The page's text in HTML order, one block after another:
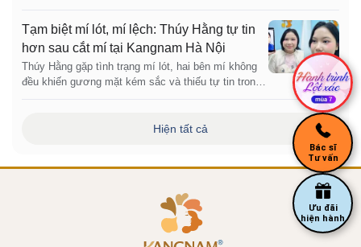
cấy mỡ tự thân đa tầng Matrix 3D tại Bệnh viện
Thẩm mỹ Kangnam, chị Nhàn đã có màn "lột xác"
ngoạn mục. Chỉ sau 7 ngày, gương mặt hốc hác,
mệt mỏi ngày ...
Tạm biệt mí lót, mí lệch: Thúy Hằng tự tin
hơn sau cắt mí tại Kangnam Hà Nội
Thúy Hằng gặp tình trạng mí lót, hai bên mí không
đều khiến gương mặt kém sắc và thiếu tự tin trong
để khắc phục khuyết điểm đôi mắt.
Hiện tất cả
Bác sĩ
Tư vấn
Ưu đãi
hiện hành